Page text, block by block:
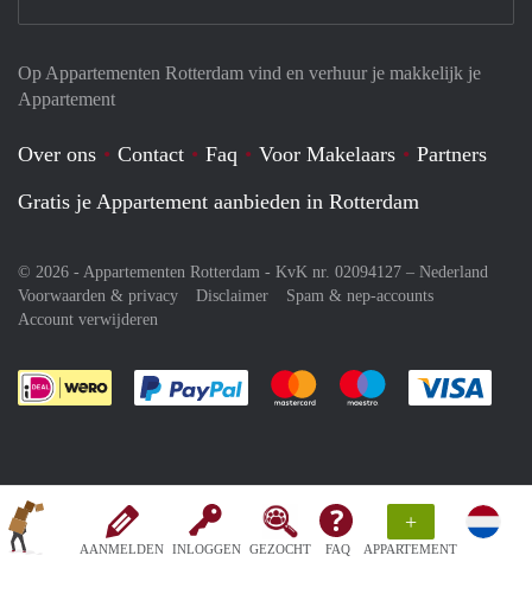
AANMELDEN INLOGGEN GEZOCHT FAQ
+
APPARTEMENT
Op Appartementen Rotterdam vind en verhuur je makkelijk je
Appartement
Over ons Contact Faq Voor Makelaars
Partners
Gratis je Appartement aanbieden in Rotterdam
© 2026 - Appartementen Rotterdam - KvK nr. 02094127 – Nederland
Voorwaarden & privacy
Disclaimer
Spam & nep-accounts
Account verwijderen
Je rekent gemakkelijk af met Paypal
Je rekent gemakkelijk af met
Je rekent